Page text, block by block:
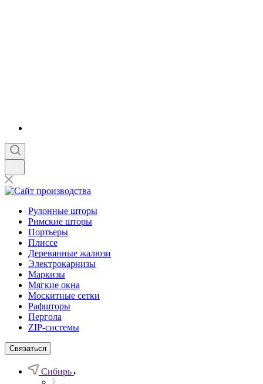
Рулонные шторы
Римские шторы
Портьеры
Плиссе
Деревянные жалюзи
Электрокарнизы
Маркизы
Мягкие окна
Москитные сетки
Рафшторы
Пергола
ZIP-системы
Связаться
Сибирь